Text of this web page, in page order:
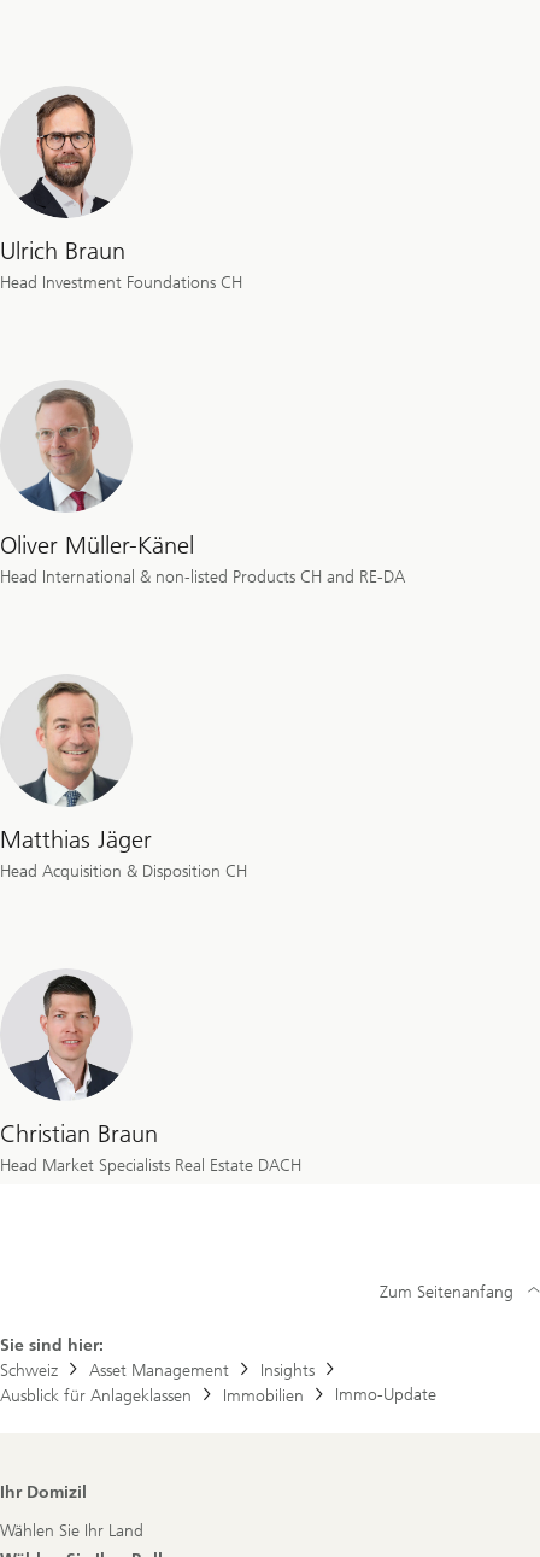
Ulrich Braun
Head Investment Foundations CH
Oliver Müller-Känel
Head International & non-listed Products CH and RE-DA
Matthias Jäger
Head Acquisition & Disposition CH
Christian Braun
Head Market Specialists Real Estate DACH
Sie sind hier:
Schweiz
Asset Management
Insights
Ausblick für Anlageklassen
Immobilien Immo-Update
Zum Seitenanfang
Footer
Ihr Domizil
Wählen Sie Ihr Land